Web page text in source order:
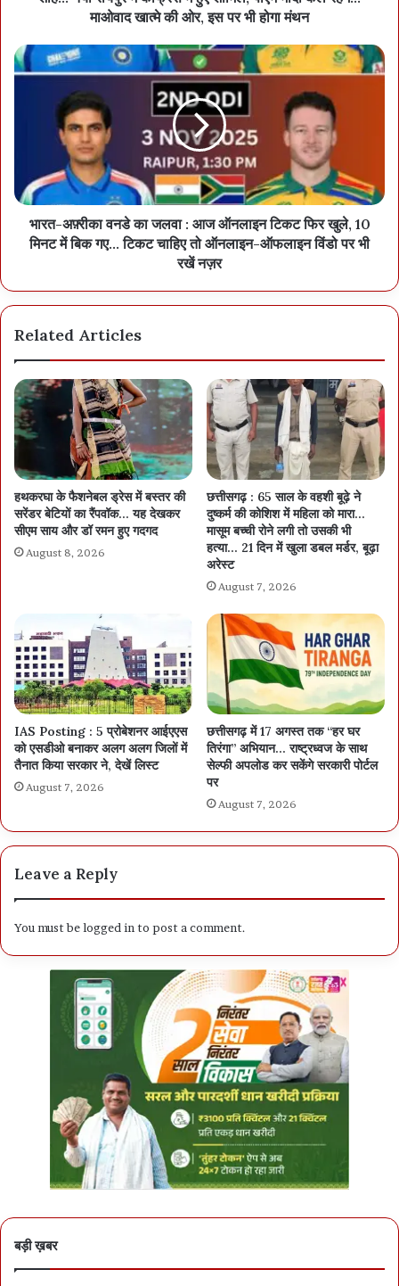
Screenshot
माओवाद खात्मे की ओर, इस पर भी होगा मंथन
भारत-अफ़्रीका वनडे का जलवा : आज ऑनलाइन टिकट फिर खुले, 10
मिनट में बिक गए… टिकट चाहिए तो ऑनलाइन-ऑफलाइन विंडो पर भी
रखें नज़र
Related Articles
हथकरघा के फैशनेबल ड्रेस में बस्तर की
सरेंडर बेटियों का रैंपवॉक… यह देखकर
सीएम साय और डॉ रमन हुए गदगद
August 8, 2026
छत्तीसगढ़ : 65 साल के वहशी बूढ़े ने
दुष्कर्म की कोशिश में महिला को मारा…
मासूम बच्ची रोने लगी तो उसकी भी
हत्या… 21 दिन में खुला डबल मर्डर, बूढ़ा
अरेस्ट
August 7, 2026
IAS Posting : 5 प्रोबेशनर आईएएस
को एसडीओ बनाकर अलग अलग जिलों में
तैनात किया सरकार ने, देखें लिस्ट
August 7, 2026
छत्तीसगढ़ में 17 अगस्त तक “हर घर
तिरंगा” अभियान… राष्ट्रध्वज के साथ
सेल्फी अपलोड कर सकेंगे सरकारी पोर्टल
पर
August 7, 2026
Leave a Reply
You must belogged in to post a comment.
बड़ी ख़बर